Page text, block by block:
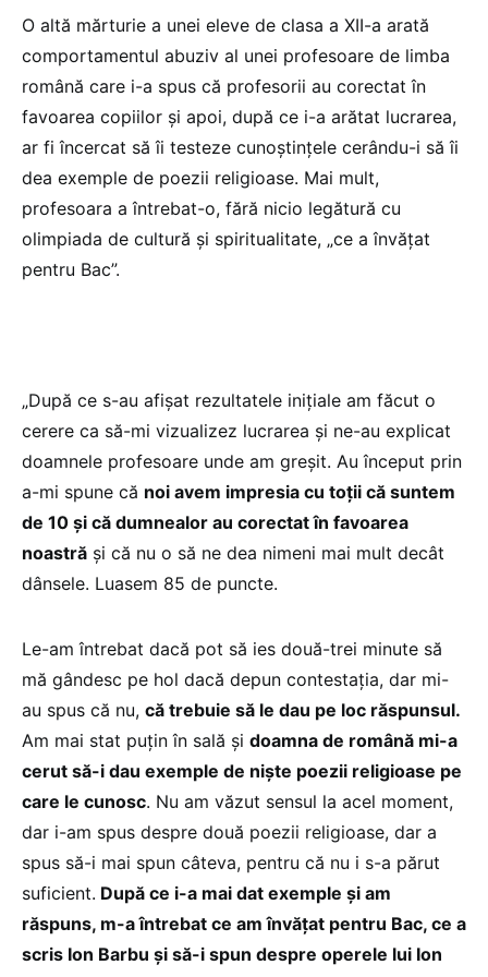
O altă mărturie a unei eleve de clasa a XII-a arată
comportamentul abuziv al unei profesoare de limba
română care i-a spus că profesorii au corectat în
favoarea copiilor și apoi, după ce i-a arătat lucrarea,
ar fi încercat să îi testeze cunoștințele cerându-i să îi
dea exemple de poezii religioase. Mai mult,
profesoara a întrebat-o, fără nicio legătură cu
olimpiada de cultură și spiritualitate, „ce a învățat
pentru Bac”.
„După ce s-au afișat rezultatele inițiale am făcut o
cerere ca să-mi vizualizez lucrarea și ne-au explicat
doamnele profesoare unde am greșit. Au început prin
a-mi spune că noi avem impresia cu toții că suntem
de 10 și că dumnealor au corectat în favoarea
noastră și că nu o să ne dea nimeni mai mult decât
dânsele. Luasem 85 de puncte.
Le-am întrebat dacă pot să ies două-trei minute să
mă gândesc pe hol dacă depun contestația, dar mi-
au spus că nu, că trebuie să le dau pe loc răspunsul.
Am mai stat puțin în sală și doamna de română mi-a
cerut să-i dau exemple de niște poezii religioase pe
care le cunosc. Nu am văzut sensul la acel moment,
dar i-am spus despre două poezii religioase, dar a
spus să-i mai spun câteva, pentru că nu i s-a părut
suficient. După ce i-a mai dat exemple și am
răspuns, m-a întrebat ce am învățat pentru Bac, ce a
scris Ion Barbu și să-i spun despre operele lui Ion